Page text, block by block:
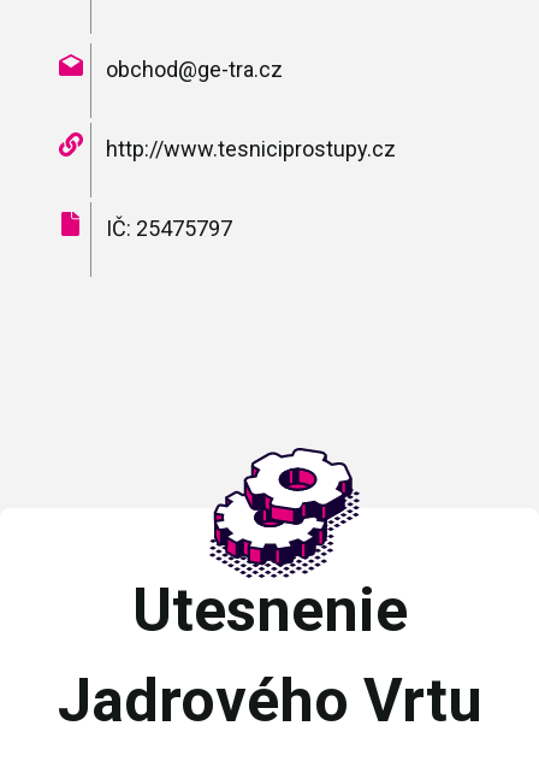
obchod@ge-tra.cz
http://www.tesniciprostupy.cz
IČ: 25475797
Utesnenie
Jadrového Vrtu